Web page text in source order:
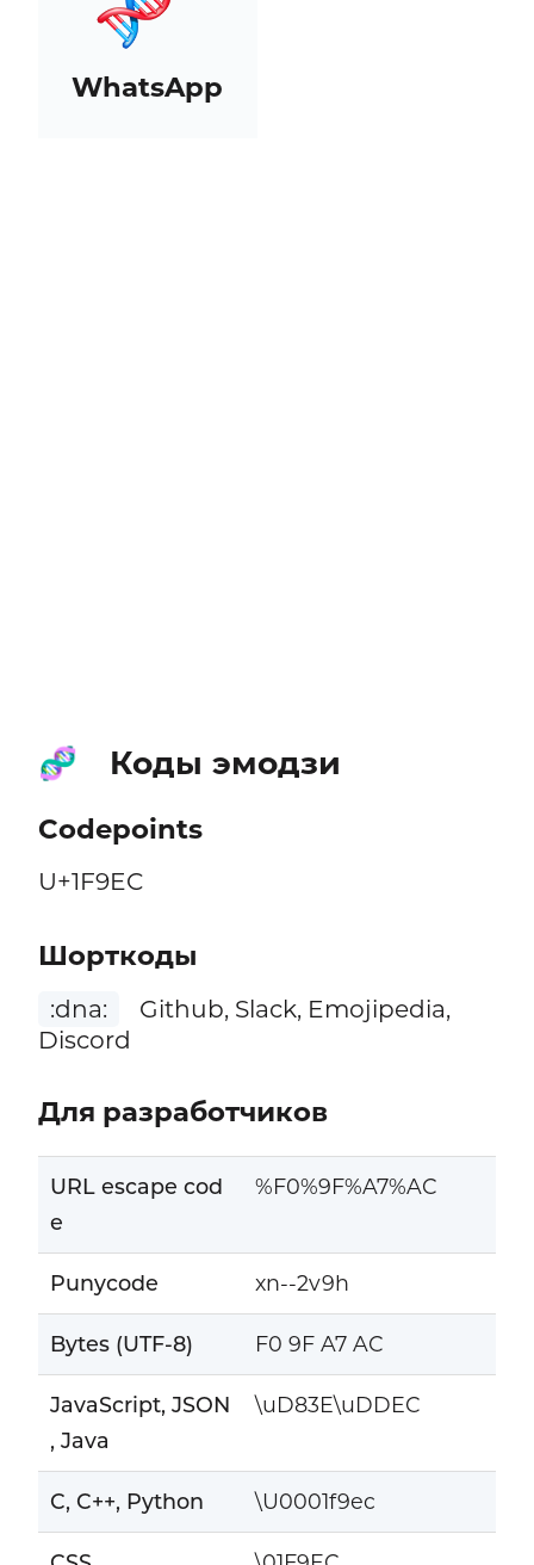
WhatsApp
🧬 Коды эмодзи
Codepoints
U+1F9EC
Шорткоды
:dna:
Github, Slack, Emojipedia,
Discord
Для разработчиков
URL escape cod
e
%F0%9F%A7%AC
Punycode xn--2v9h
Bytes (UTF-8) F0 9F A7 AC
JavaScript, JSON
, Java
\uD83E\uDDEC
C, C++, Python \U0001f9ec